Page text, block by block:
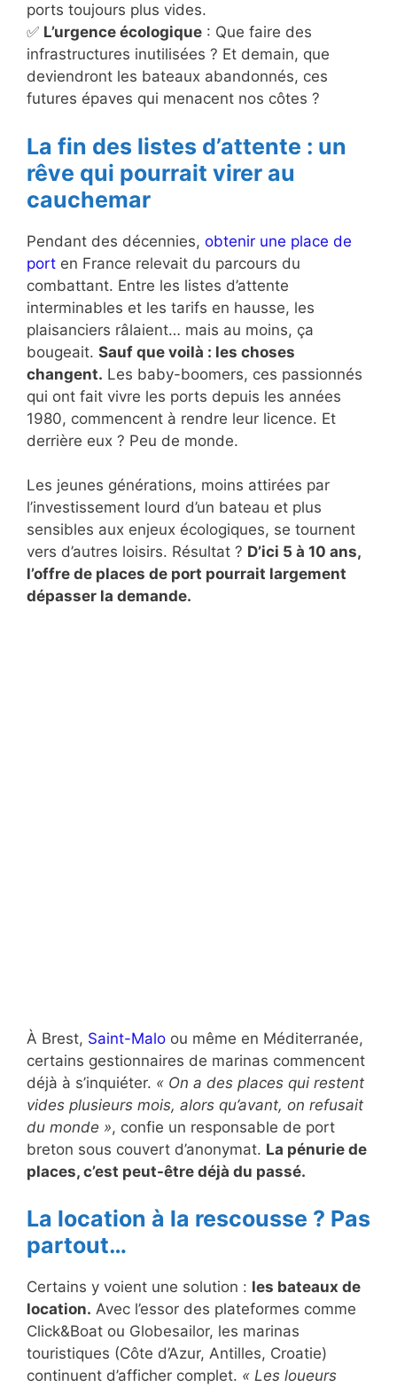
ports toujours plus vides.
✅ L’urgence écologique : Que faire des
infrastructures inutilisées ? Et demain, que
deviendront les bateaux abandonnés, ces
futures épaves qui menacent nos côtes ?
La fin des listes d’attente : un
rêve qui pourrait virer au
cauchemar
Pendant des décennies, obtenir une place de
port en France relevait du parcours du
combattant. Entre les listes d’attente
interminables et les tarifs en hausse, les
plaisanciers râlaient… mais au moins, ça
bougeait. Sauf que voilà : les choses
changent. Les baby-boomers, ces passionnés
qui ont fait vivre les ports depuis les années
1980, commencent à rendre leur licence. Et
derrière eux ? Peu de monde.
Les jeunes générations, moins attirées par
l’investissement lourd d’un bateau et plus
sensibles aux enjeux écologiques, se tournent
vers d’autres loisirs. Résultat ? D’ici 5 à 10 ans,
l’offre de places de port pourrait largement
dépasser la demande.
À Brest, Saint-Malo ou même en Méditerranée,
certains gestionnaires de marinas commencent
déjà à s’inquiéter. « On a des places qui restent
vides plusieurs mois, alors qu’avant, on refusait
du monde », confie un responsable de port
breton sous couvert d’anonymat. La pénurie de
places, c’est peut-être déjà du passé.
La location à la rescousse ? Pas
partout…
Certains y voient une solution : les bateaux de
location. Avec l’essor des plateformes comme
Click&Boat ou Globesailor, les marinas
touristiques (Côte d’Azur, Antilles, Croatie)
continuent d’afficher complet. « Les loueurs